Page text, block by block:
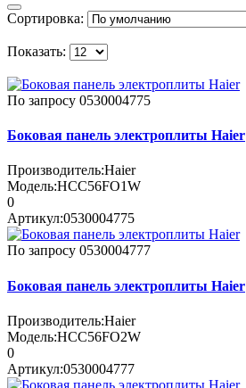
Сортировка:
Показать:
По запросу 0530004775
Боковая панель электроплиты Haier
Производитель:Haier
Модель:HCC56FO1W
0
Артикул:0530004775
По запросу 0530004777
Боковая панель электроплиты Haier
Производитель:Haier
Модель:HCC56FO2W
0
Артикул:0530004777